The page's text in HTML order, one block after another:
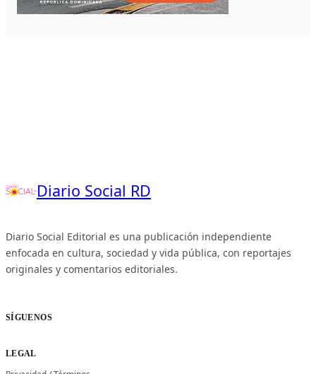
Diario Social RD
Diario Social Editorial es una publicación independiente
enfocada en cultura, sociedad y vida pública, con reportajes
originales y comentarios editoriales.
SÍGUENOS
LEGAL